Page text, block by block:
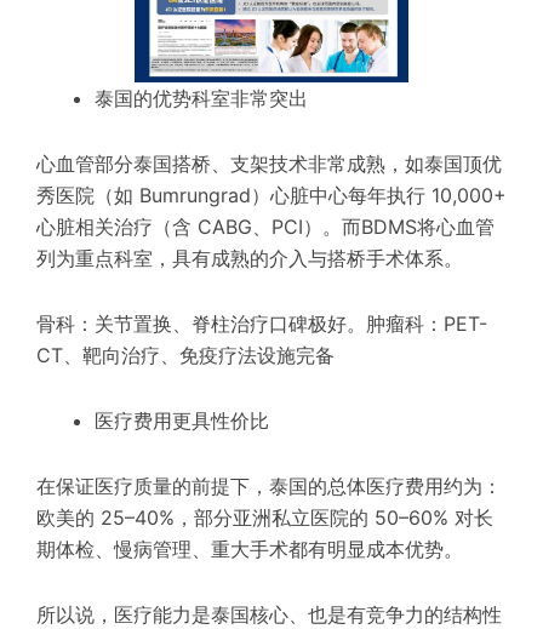
泰国的优势科室非常突出
心血管部分泰国搭桥、支架技术非常成熟，如泰国顶优
秀医院（如 Bumrungrad）心脏中心每年执行 10,000+
心脏相关治疗（含 CABG、PCI）。而BDMS将心血管
列为重点科室，具有成熟的介入与搭桥手术体系。
骨科：关节置换、脊柱治疗口碑极好。肿瘤科：PET-
CT、靶向治疗、免疫疗法设施完备
医疗费用更具性价比
在保证医疗质量的前提下，泰国的总体医疗费用约为：
欧美的 25–40%，部分亚洲私立医院的 50–60% 对长
期体检、慢病管理、重大手术都有明显成本优势。
所以说，医疗能力是泰国核心、也是有竞争力的结构性